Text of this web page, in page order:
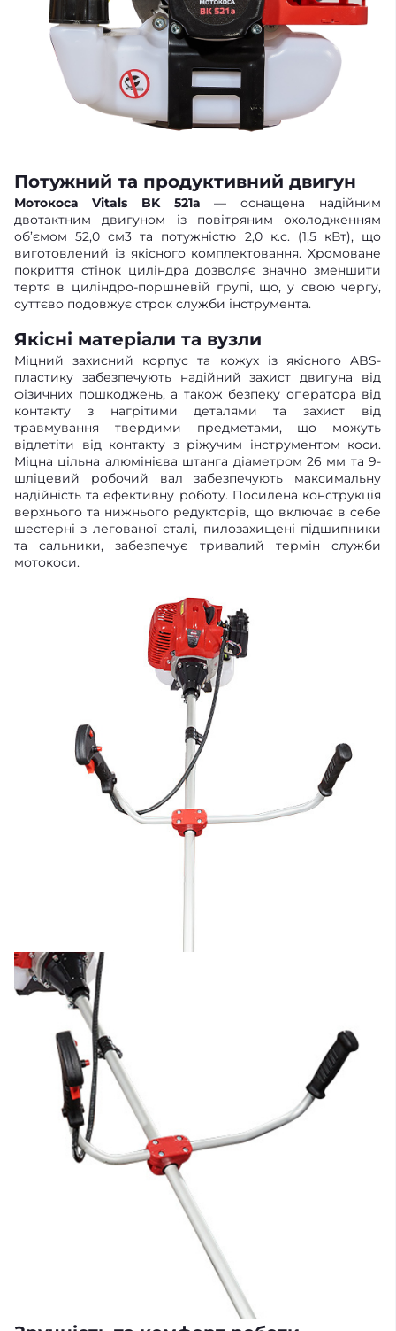
Потужний та продуктивний двигун
Мотокоса Vitals BK 521a — оснащена надійним
двотактним двигуном із повітряним охолодженням
об’ємом 52,0 см3 та потужністю 2,0 к.с. (1,5 кВт), що
виготовлений із якісного комплектовання. Хромоване
покриття стінок циліндра дозволяє значно зменшити
тертя в циліндро-поршневій групі, що, у свою чергу,
суттєво подовжує строк служби інструмента.
Якісні матеріали та вузли
Міцний захисний корпус та кожух із якісного ABS-
пластику забезпечують надійний захист двигуна від
фізичних пошкоджень, а також безпеку оператора від
контакту з нагрітими деталями та захист від
травмування твердими предметами, що можуть
відлетіти від контакту з ріжучим інструментом коси.
Міцна цільна алюмінієва штанга діаметром 26 мм та 9-
шліцевий робочий вал забезпечують максимальну
надійність та ефективну роботу. Посилена конструкція
верхнього та нижнього редукторів, що включає в себе
шестерні з легованої сталі, пилозахищені підшипники
та сальники, забезпечує тривалий термін служби
мотокоси.